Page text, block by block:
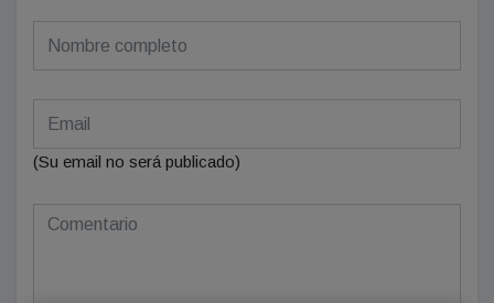
(Su email no será publicado)